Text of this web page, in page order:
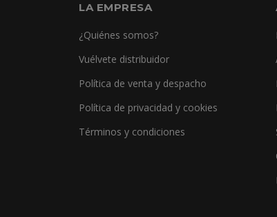
LA EMPRESA
¿Quiénes somos?
Vuélvete distribuidor
Política de venta y despacho
Política de privacidad y cookies
Términos y condiciones